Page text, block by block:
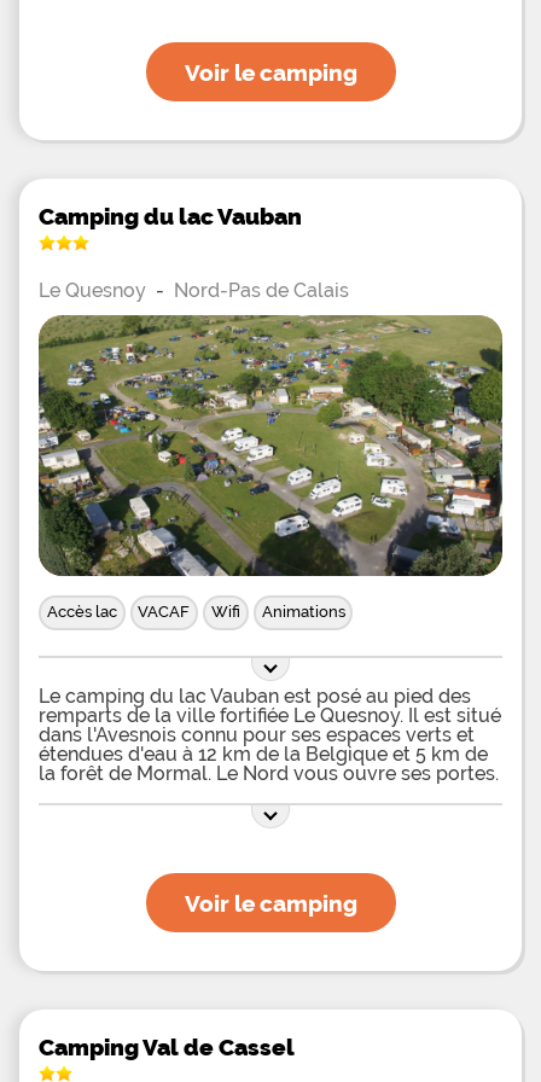
Voir le camping
Camping du lac Vauban
Le Quesnoy - Nord-Pas de Calais
Accès lac VACAF Wifi Animations
Le camping du lac Vauban est posé au pied des
remparts de la ville fortifiée Le Quesnoy. Il est situé
dans l'Avesnois connu pour ses espaces verts et
étendues d'eau à 12 km de la Belgique et 5 km de
la forêt de Mormal. Le Nord vous ouvre ses portes.
caravanes. Vous serez installés dans un parc à la
verdure entretenue. Des bornes électriques sont
sanitaires sont en quantité suffisante pour un
confort maximum. Les camping-caristes
possèdent leur propre espace avec aire de
vidange. Différents mobil-homes sont disponibles
personnes. Chacun compte au moins 2 chambres,
terrasse. Vous aurez juste à déballer vos valises.
toutes les générations et propose alors des
animations pour les plus petits jusqu'aux retraités,
Voir le camping
Camping Val de Cassel